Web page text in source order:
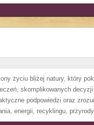
życiu bliżej natury, który
skomplikowanych
podpowiedzi oraz
energii, recyklingu,